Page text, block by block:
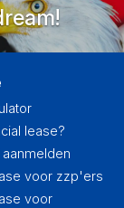
lease?
voor zzp'ers
voor